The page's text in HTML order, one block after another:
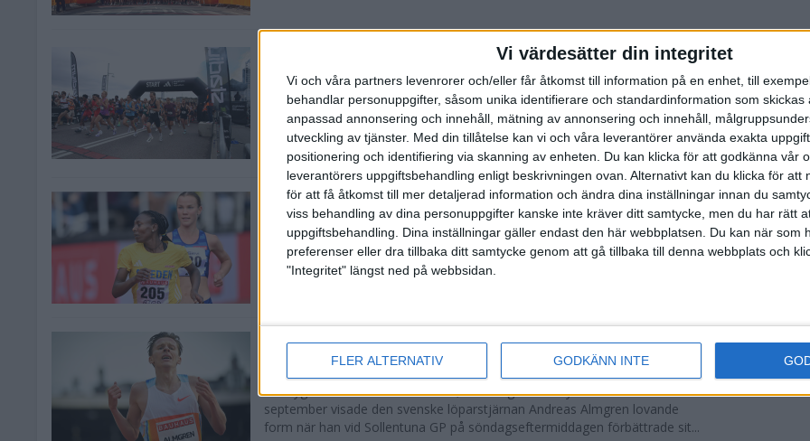
Vi värdesätter din integritet
Vi och våra partners levenrorer och/eller får åtkomst till information på en enhet, till
behandlar personuppgifter, såsom unika identifierare och standardinformation som skickas
anpassad annonsering och innehåll, mätning av annonsering och innehåll,
utveckling av tjänster. Med din tillåtelse kan vi och våra leverantörer använda exakta
positionering och identifiering via skanning av enheten. Du kan klicka för att godkänna vår
leverantörers uppgiftsbehandling enligt beskrivningen ovan. Alternativt kan du klicka för att
för att få åtkomst till mer detaljerad information och ändra dina inställningar innan du
viss behandling av dina personuppgifter kanske inte kräver ditt samtycke, men du har rätt
uppgiftsbehandling. Dina inställningar gäller endast den här webbplatsen. Du kan när som
preferenser eller dra tillbaka ditt samtycke genom att gå tillbaka till denna webbplats och
"Integritet" längst ned på webbsidan.
FLER ALTERNATIV GODKÄNN INTE
Snabbaste segertiden på 12 år i rekordstort adidas
Stockholm Halvmaraton
30 aug 2025
Ett slutsålt och rekordstort adidas Stockholm Halvmaraton avgjordes i
nästintill perfekt löparväder. 18 grader, mulet och väldigt lite vind. Totalt
var 19,866 löpare anmälda, varav 15,807 kom till sta...
Löparna viktiga när Sverige vann Finnkampen
26 aug 2025
Den hundrade upplagan av Finnkampen, världens äldsta och största
landskamp i friidrott, avgjordes inför fullsatta läktare på Stockholms
Svenskt rekord när Almgren testade VM-formen
En dryg månad före friidrotts-VM, som avgörs i Tokyo den 13-21
september visade den svenske löparstjärnan Andreas Almgren lovande
form när han vid Sollentuna GP på söndagseftermiddagen förbättrade sit...